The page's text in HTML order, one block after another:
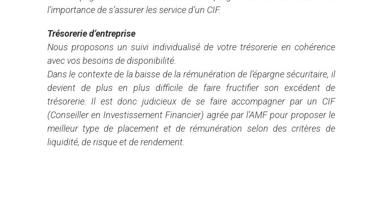
l’importance de s’assurer les service d’un CIF.
Trésorerie d’entreprise
Nous proposons un suivi individualisé de votre trésorerie en cohérence
avec vos besoins de disponibilité.
Dans le contexte de la baisse de la rémunération de l’épargne sécuritaire, il
devient de plus en plus difficile de faire fructifier son excédent de
trésorerie. Il est donc judicieux de se faire accompagner par un CIF
(Conseiller en Investissement Financier) agrée par l’AMF pour proposer le
meilleur type de placement et de rémunération selon des critères de
liquidité, de risque et de rendement.